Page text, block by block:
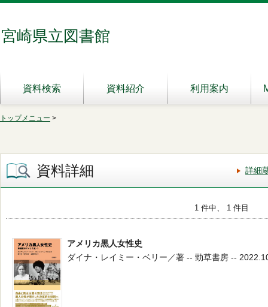
宮崎県立図書館
資料検索 資料紹介 利用案内
トップメニュー >
資料詳細 詳細
1 件中、 1 件目
アメリカ黒人女性史
ダイナ・レイミー・ベリー／著 -- 勁草書房 --